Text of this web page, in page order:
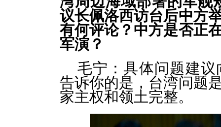
议长佩洛西访台后中方
有何评论？中方是否正
军演？
毛宁：具体问题建
告诉你的是，台湾问题
家主权和领土完整。